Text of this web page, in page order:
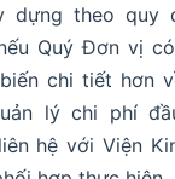
dựng theo quy
Quý Đơn vị
chi tiết hơn
lý chi phí
hệ với Viện